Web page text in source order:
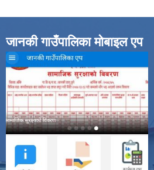
जानकी गाउँपालिका मोबाइल एप